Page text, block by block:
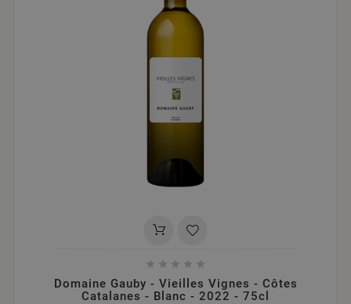
    
Domaine Gauby - Vieilles Vignes - Côtes
Catalanes - Blanc - 2022 - 75cl